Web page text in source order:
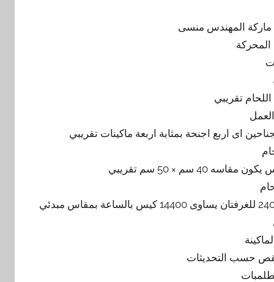
المحركة
30 ضغطة بالدقيقة فى الجناح الواحد اى 60 للغرفة الواحدة اى 240 للغرفتان يساوى 14400 كيس بالساعة بمقاس مبدئي